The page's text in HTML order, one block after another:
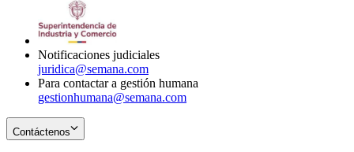
Notificaciones judiciales
juridica@semana.com
Para contactar a gestión humana
gestionhumana@semana.com
Contáctenos